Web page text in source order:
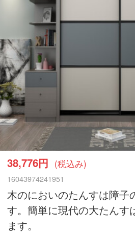
38,776円 (税込み)
16043974241951
木のにおいのたんすは障子
す。簡単に現代の大たんす
ます。